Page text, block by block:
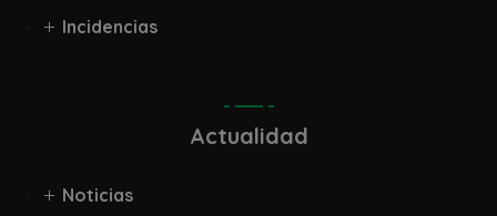
Incidencias
Actualidad
Noticias